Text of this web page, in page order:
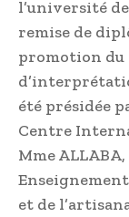
l’université
remise de
promotion du
été présidée
Centre
Mme
et de